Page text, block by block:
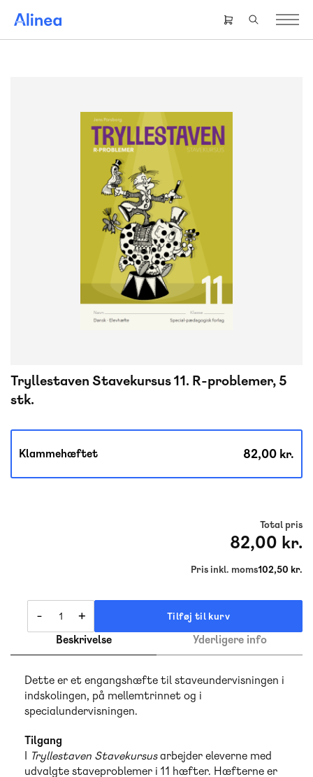
hovedindhold
Header
right
Tryllestaven Stavekursus 11. R-problemer, 5
stk.
Klammehæftet 82,00 kr.
Total pris
82,00 kr.
Pris inkl. moms102,50 kr.
- + Tilføj til kurv
Beskrivelse Yderligere info
Dette er et engangshæfte til staveundervisningen i
indskolingen, på mellemtrinnet og i
specialundervisningen.
Tilgang
I Tryllestaven Stavekursusarbejder eleverne med
udvalgte staveproblemer i 11 hæfter. Hæfterne er